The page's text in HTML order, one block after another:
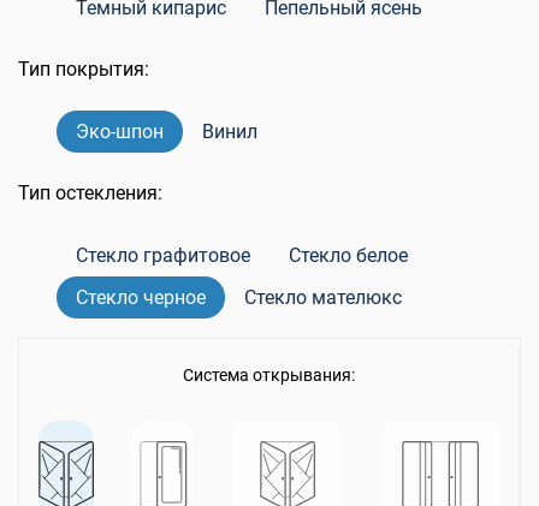
Темный кипарис
Пепельный ясень
Тип покрытия:
Эко-шпон Винил
Тип остекления:
Стекло графитовое
Стекло белое
Стекло черное
Стекло мателюкс
Система открывания: